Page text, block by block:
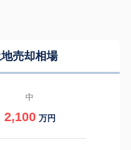
売却相場
中
2,100 万円